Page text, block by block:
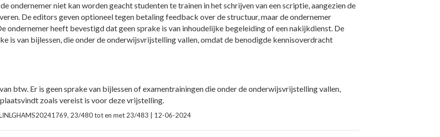
ondernemer niet kan worden geacht studenten te trainen in het schrijven van een scriptie, aangezien de
De editors geven optioneel tegen betaling feedback over de structuur, maar de ondernemer
ondernemer heeft bevestigd dat geen sprake is van inhoudelijke begeleiding of een nakijkdienst. De
is van bijlessen, die onder de onderwijsvrijstelling vallen, omdat de benodigde kennisoverdracht
btw. Er is geen sprake van bijlessen of examentrainingen die onder de onderwijsvrijstelling vallen,
zoals vereist is voor deze vrijstelling.
23/480 tot en met 23/483 | 12-06-2024